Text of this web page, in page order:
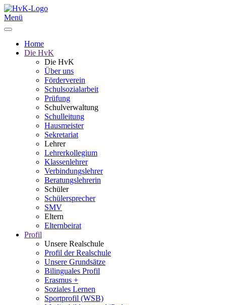
Menü
Home
Die HvK
Die HvK
Über uns
Förderverein
Schulsozialarbeit
Prüfung
Schulverwaltung
Schulleitung
Hausmeister
Sekretariat
Lehrer
Lehrerkollegium
Klassenlehrer
Verbindungslehrer
Beratungslehrerin
Schüler
Schülersprecher
SMV
Eltern
Elternbeirat
Profil
Unsere Realschule
Profil der Realschule
Unsere Grundsätze
Bilinguales Profil
Erasmus +
Soziales Lernen
Sportprofil (WSB)